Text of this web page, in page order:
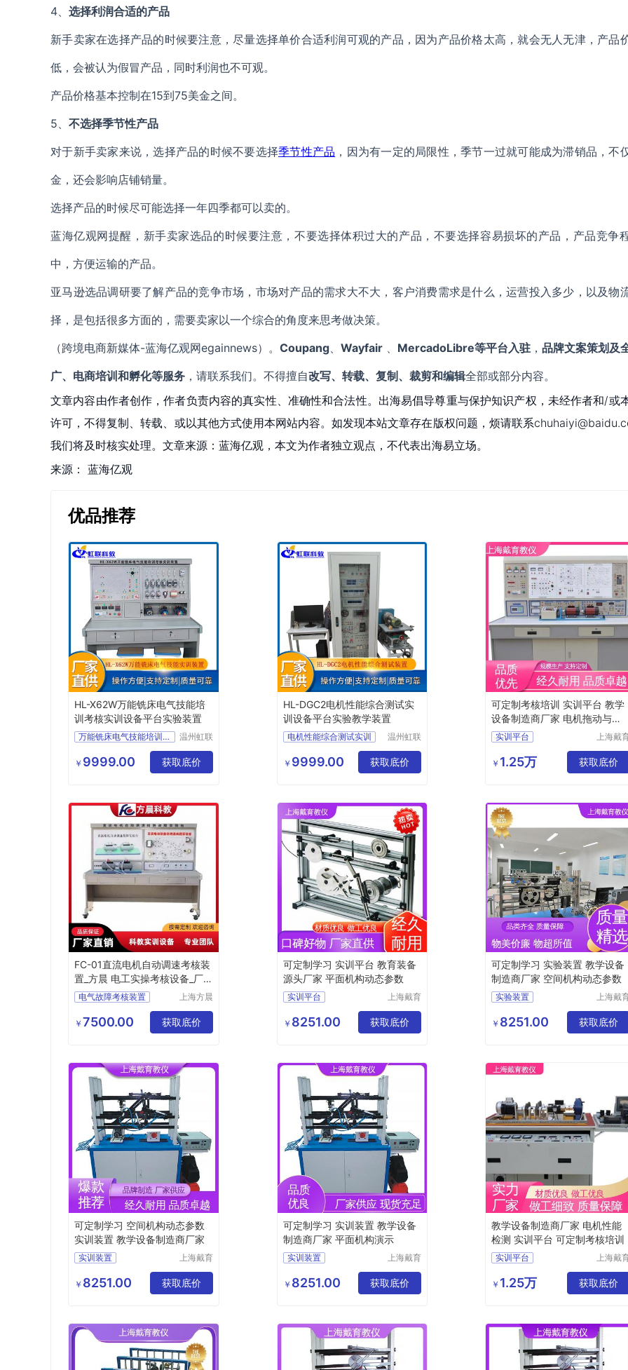
4、 选择利润合适的产品
新手卖家在选择产品的时候要注意，尽量选择单价合适利润可观的产品，因为产品价格太高，就会无人无津，产品
低，会被认为假冒产品，同时利润也不可观。
产品价格基本控制在15到75美金之间。
5、 不选择季节性产品
对于新手卖家来说，选择产品的时候不要选择季节性产品 ，因为有一定的局限性，季节一过就可能成为滞销品，不
金，还会影响店铺销量。
选择产品的时候尽可能选择一年四季都可以卖的。
蓝海亿观网提醒，新手卖家选品的时候要注意，不要选择体积过大的产品，不要选择容易损坏的产品，产品竞争
中，方便运输的产品。
亚马逊选品调研要了解产品的竞争市场，市场对产品的需求大不大，客户消费需求是什么，运营投入多少，以及物
择，是包括很多方面的，需要卖家以一个综合的角度来思考做决策。
（跨境电商新媒体-蓝海亿观网egainnews）。 Coupang、 Wayfair 、 MercadoLibre等平台入驻 ， 品牌文案策划及
广、电商培训和孵化等服务 ，请联系我们。不得擅自改写、转载、复制、裁剪和编辑全部或部分内容。
文章内容由作者创作，作者负责内容的真实性、准确性和合法性。出海易倡导尊重与保护知识产权，未经作者和/或
许可，不得复制、转载、或以其他方式使用本网站内容。如发现本站文章存在版权问题，烦请联系
我们将及时核实处理。文章来源：蓝海亿观，本文为作者独立观点，不代表出海易立场。
来源： 蓝海亿观
优品推荐
HL-X62W万能铣床电气技能培
训考核实训设备平台实验装置
万能铣床电气技能培训考核实训设备
万能铣床电气技能培训考核实训平台
万能铣床电气技能培训考核实训装置
万能铣床电气技能培训考核实训实验台
温州虹联
有限公司
￥ 9999.00 获取底价
HL-DGC2电机性能综合测试实
训设备平台实验教学装置
电机性能综合测试实训
电机性能综合测试实训实验
电机性能综合测试实训教学
电机性能综合测试实训设备
温州虹联
有限公司
￥ 9999.00 获取底价
可定制考核培训 实训平台 教学
设备制造商厂家 电机拖动与电
气控制
实训平台
交直流调速实验装置
电机性能检测实验装置
电机装配与运行实训平台
上海戴
设备有
公司
￥ 1.25万 获取底价
FC-01直流电机自动调速考核装
置_方晨 电工实操考核设备_厂
家电气故障考核装置
机床电气故障考核装置
上海方晨
制造有限
公司
￥ 7500.00 获取底价
可定制学习 实训平台 教育装备
源头厂家 平面机构动态参数
实训平台
平面机构动态参数实验台
空间机构创新设计拼装实验台
机构创新组合设计实验装置
上海戴育
设备有限
公司
￥ 8251.00 获取底价
可定制学习 实验装置 教学设备
制造商厂家 空间机构动态参数
实验装置
平面机构创新设计搭接实训装置
三维创新机构演示实训平台
平面机构创新设计拼装实训台
上海戴
设备有
公司
￥ 8251.00 获取底价
可定制学习 空间机构动态参数
实训装置 教学设备制造商厂家
实训装置
平面机构创新设计搭接实验装置
机构创新组合设计实训台
平面机构运动方案创新设计实验台
上海戴育
设备有限
公司
￥ 8251.00 获取底价
可定制学习 实训装置 教学设备
制造商厂家 平面机构演示
实训装置
平面机构创新组合及演示实训台
空间机构动态参数实验台
机构创新组合设计实训平台
上海戴育
设备有限
公司
￥ 8251.00 获取底价
教学设备制造商厂家 电机性能
检测 实训平台 可定制考核培训
实训平台
现代电力电子技术实训台
电机检修技能实验台
电机驱动与控制实验台
上海戴
设备有
公司
￥ 1.25万 获取底价